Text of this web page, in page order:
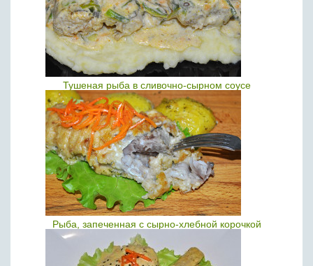
Тушеная рыба в сливочно-сырном соусе
Рыба, запеченная с сырно-хлебной корочкой